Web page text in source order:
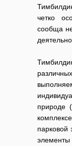
четко
сообща
природе
парковой